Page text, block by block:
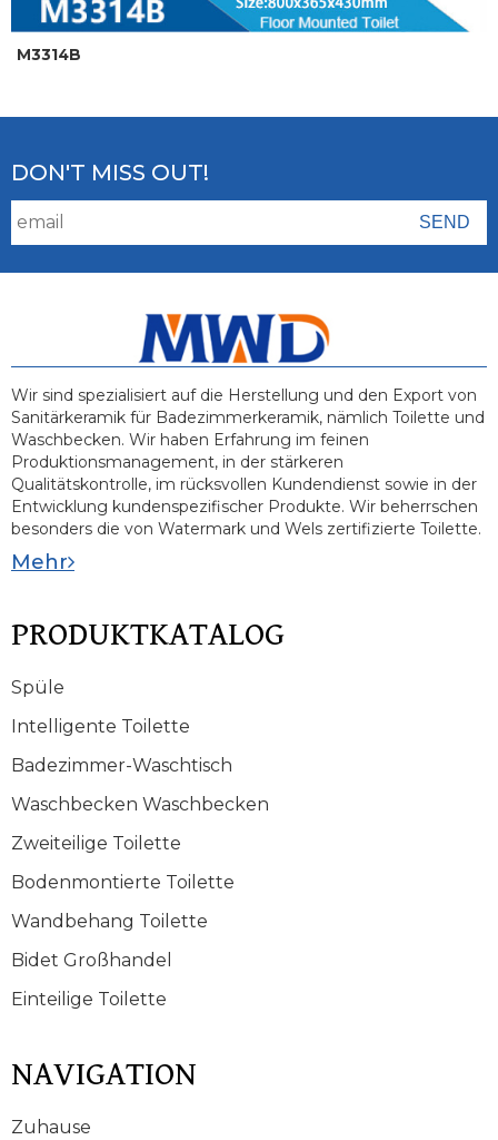
M3314B
DON'T MISS OUT!
Wir sind spezialisiert auf die Herstellung und den Export von
Sanitärkeramik für Badezimmerkeramik, nämlich Toilette und
Waschbecken. Wir haben Erfahrung im feinen
Produktionsmanagement, in der stärkeren
Qualitätskontrolle, im rücksvollen Kundendienst sowie in der
Entwicklung kundenspezifischer Produkte. Wir beherrschen
besonders die von Watermark und Wels zertifizierte Toilette.
Mehr
PRODUKTKATALOG
Spüle
Intelligente Toilette
Badezimmer-Waschtisch
Waschbecken Waschbecken
Zweiteilige Toilette
Bodenmontierte Toilette
Wandbehang Toilette
Bidet Großhandel
Einteilige Toilette
NAVIGATION
Zuhause